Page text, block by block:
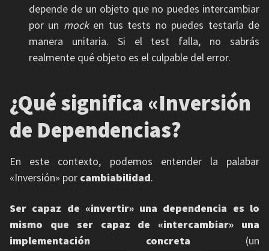
depende de un objeto que no puedes intercambiar
por un mocken tus tests no puedes testarla de
manera unitaria. Si el test falla, no sabrás
realmente qué objeto es el culpable del error.
¿Qué significa «Inversión
de Dependencias?
En este contexto, podemos entender la palabar
«Inversión» por cambiabilidad.
Ser capaz de «invertir» una dependencia es lo
mismo que ser capaz de «intercambiar» una
implementación concreta (un